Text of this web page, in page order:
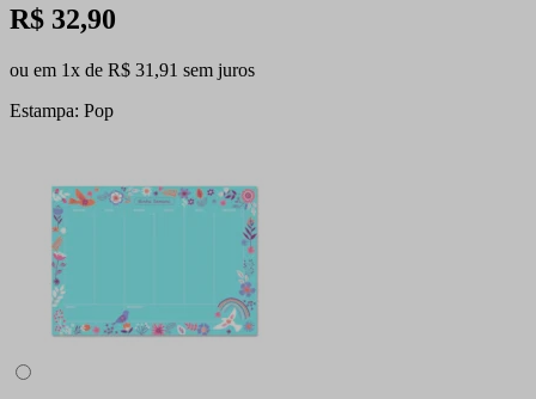
R$ 32,90
ou em 1x de R$ 31,91 sem juros
Estampa: Pop